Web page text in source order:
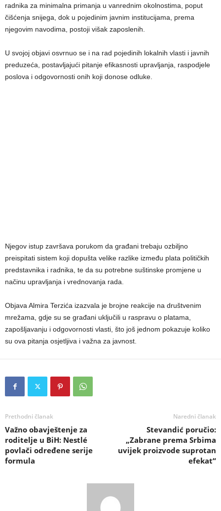
radnika za minimalna primanja u vanrednim okolnostima, poput
čišćenja snijega, dok u pojedinim javnim institucijama, prema
njegovim navodima, postoji višak zaposlenih.
U svojoj objavi osvrnuo se i na rad pojedinih lokalnih vlasti i javnih
preduzeća, postavljajući pitanje efikasnosti upravljanja, raspodjele
poslova i odgovornosti onih koji donose odluke.
Njegov istup završava porukom da građani trebaju ozbiljno
preispitati sistem koji dopušta velike razlike između plata političkih
predstavnika i radnika, te da su potrebne suštinske promjene u
načinu upravljanja i vrednovanja rada.
Objava Almira Terzića izazvala je brojne reakcije na društvenim
mrežama, gdje su se građani uključili u raspravu o platama,
zapošljavanju i odgovornosti vlasti, što još jednom pokazuje koliko
su ova pitanja osjetljiva i važna za javnost.
Prethodni članak
Važno obavještenje za
roditelje u BiH: Nestlé
povlači određene serije
formula
Naredni članak
Stevandić poručio:
„Zabrane prema Srbima
uvijek proizvode suprotan
efekat“